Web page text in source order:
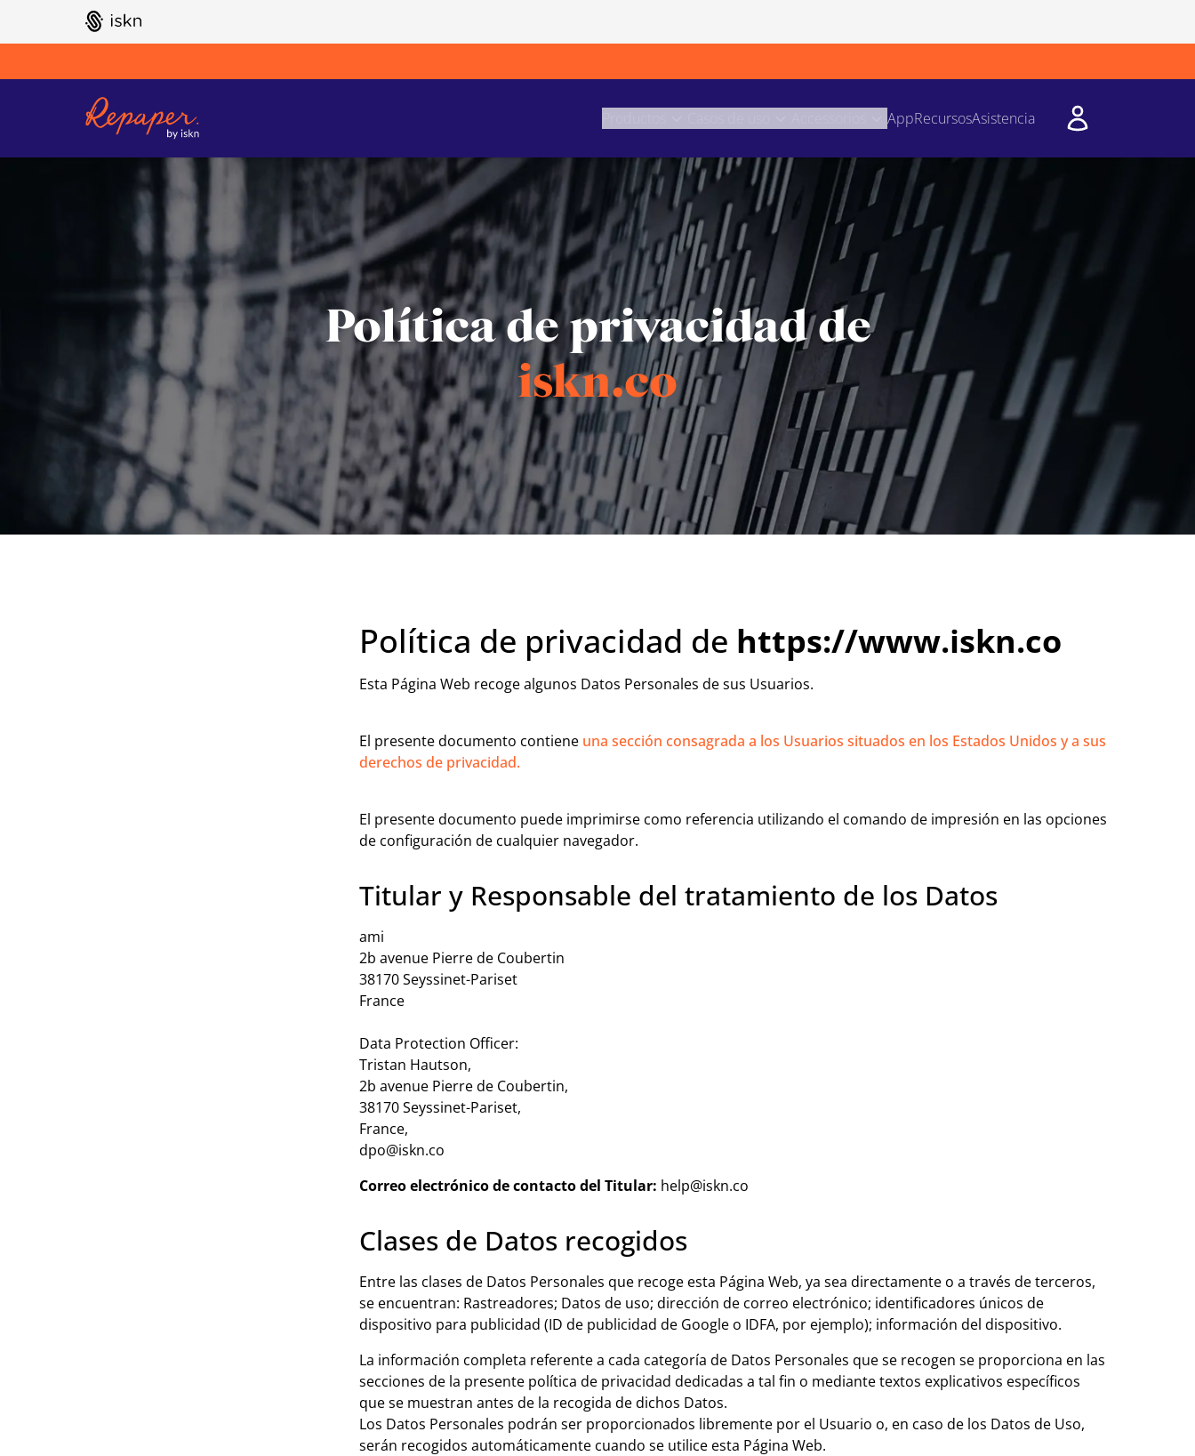
GO TO ISKN HOME
AppRecursosAsistencia
Política de privacidad de
iskn.co
Política de privacidad de https://www.iskn.co
Esta Página Web recoge algunos Datos Personales de sus Usuarios.
El presente documento contiene una sección consagrada a los Usuarios situados en los Estados Unidos y a sus
derechos de privacidad.
El presente documento puede imprimirse como referencia utilizando el comando de impresión en las opciones
de configuración de cualquier navegador.
Titular y Responsable del tratamiento de los Datos
ami
2b avenue Pierre de Coubertin
38170 Seyssinet-Pariset
France
Data Protection Officer:
Tristan Hautson,
2b avenue Pierre de Coubertin,
38170 Seyssinet-Pariset,
France,
dpo@iskn.co
Correo electrónico de contacto del Titular: help@iskn.co
Clases de Datos recogidos
Entre las clases de Datos Personales que recoge esta Página Web, ya sea directamente o a través de terceros,
se encuentran: Rastreadores; Datos de uso; dirección de correo electrónico; identificadores únicos de
dispositivo para publicidad (ID de publicidad de Google o IDFA, por ejemplo); información del dispositivo.
La información completa referente a cada categoría de Datos Personales que se recogen se proporciona en las
secciones de la presente política de privacidad dedicadas a tal fin o mediante textos explicativos específicos
que se muestran antes de la recogida de dichos Datos.
Los Datos Personales podrán ser proporcionados libremente por el Usuario o, en caso de los Datos de Uso,
serán recogidos automáticamente cuando se utilice esta Página Web.